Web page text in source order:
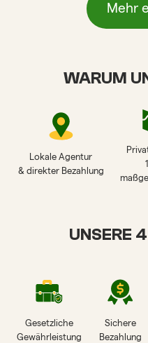
Mehr
WARUM
Lokale Agentur
& direkter Bezahlung
UNSERE
Gesetzliche
Gewährleistung
Sichere
Bezahlung